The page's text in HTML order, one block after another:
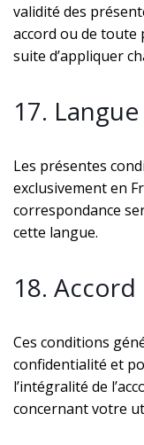
validité des
accord ou de toute
suite d’appliquer
17. Langue
Les présentes
exclusivement en
correspondance
cette langue.
18.
Ces conditions
confidentialité et
l’intégralité de
concernant votre